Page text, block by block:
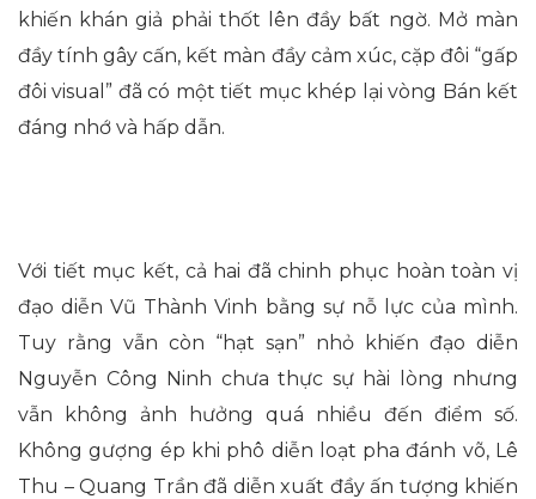
khiến khán giả phải thốt lên đầy bất ngờ. Mở màn
đầy tính gây cấn, kết màn đầy cảm xúc, cặp đôi “gấp
đôi visual” đã có một tiết mục khép lại vòng Bán kết
đáng nhớ và hấp dẫn.
Với tiết mục kết, cả hai đã chinh phục hoàn toàn vị
đạo diễn Vũ Thành Vinh bằng sự nỗ lực của mình.
Tuy rằng vẫn còn “hạt sạn” nhỏ khiến đạo diễn
Nguyễn Công Ninh chưa thực sự hài lòng nhưng
vẫn không ảnh hưởng quá nhiều đến điểm số.
Không gượng ép khi phô diễn loạt pha đánh võ, Lê
Thu – Quang Trần đã diễn xuất đầy ấn tượng khiến